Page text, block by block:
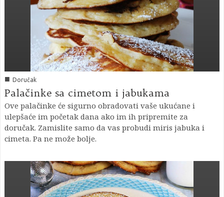
■ Doručak
Palačinke sa cimetom i jabukama
Ove palačinke će sigurno obradovati vaše ukućane i
ulepšaće im početak dana ako im ih pripremite za
doručak. Zamislite samo da vas probudi miris jabuka i
cimeta. Pa ne može bolje.